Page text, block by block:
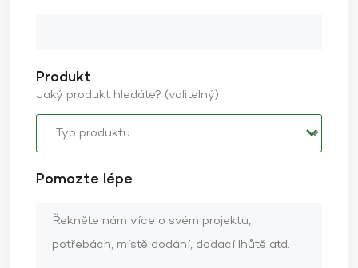
Produkt
Jaký produkt hledáte? (volitelný)
Pomozte lépe